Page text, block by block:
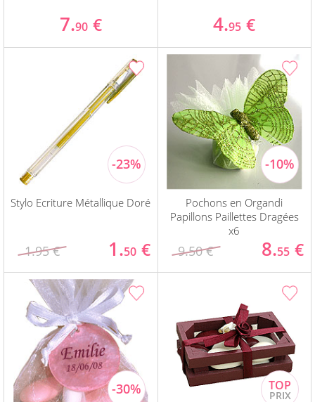
7.90 € 4.95 €
Stylo Ecriture Métallique Doré
1.95 € 1.50 €
Pochons en Organdi
Papillons Paillettes Dragées
x6
9.50 € 8.55 €